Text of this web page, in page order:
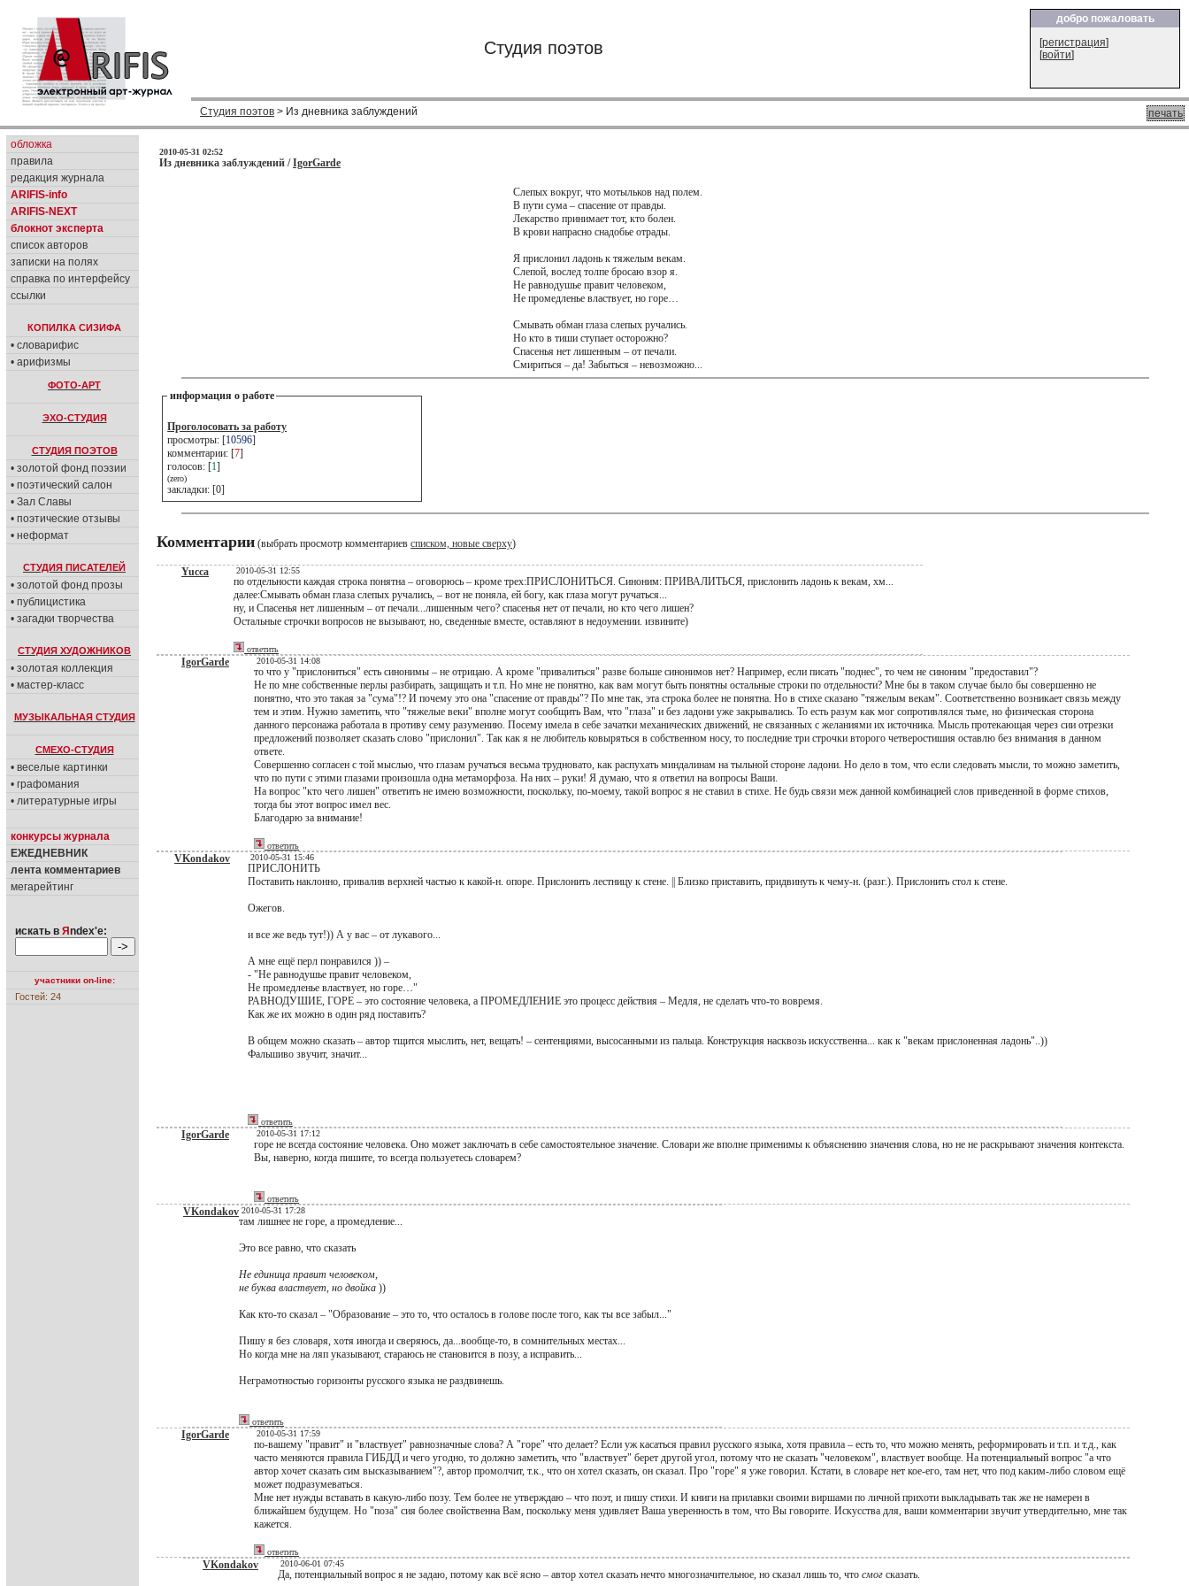
Студия поэтов
добро пожаловать
[регистрация]
[войти]
печать
Студия поэтов > Из дневника заблуждений
обложка
правила
редакция журнала
ARIFIS-info
ARIFIS-NEXT
блокнот эксперта
список авторов
записки на полях
справка по интерфейсу
ссылки
КОПИЛКА СИЗИФА
• словарифис
• арифизмы
ФОТО-АРТ
ЭХО-СТУДИЯ
СТУДИЯ ПОЭТОВ
• золотой фонд поэзии
• поэтический салон
• Зал Славы
• поэтические отзывы
• неформат
СТУДИЯ ПИСАТЕЛЕЙ
• золотой фонд прозы
• публицистика
• загадки творчества
СТУДИЯ ХУДОЖНИКОВ
• золотая коллекция
• мастер-класс
МУЗЫКАЛЬНАЯ СТУДИЯ
СМЕХО-СТУДИЯ
• веселые картинки
• графомания
• литературные игры
конкурсы журнала
ЕЖЕДНЕВНИК
лента комментариев
мегарейтинг
искать в Я ndex'е:
участники on-line:
Гостей: 24
2010-05-31 02:52
Из дневника заблуждений /IgorGarde
Слепых вокруг, что мотыльков над полем.
В пути сума – спасение от правды.
Лекарство принимает тот, кто болен.
В крови напрасно снадобье отрады.
Я прислонил ладонь к тяжелым векам.
Слепой, вослед толпе бросаю взор я.
Не равнодушье правит человеком,
Не промедленье властвует, но горе…
Смывать обман глаза слепых ручались.
Но кто в тиши ступает осторожно?
Спасенья нет лишенным – от печали.
Смириться – да! Забыться – невозможно...
информация о работе
Проголосовать за работу
просмотры: [10596]
комментарии: [7]
голосов: [1]
(zero)
закладки: [0]
Комментарии (выбрать просмотр комментариев списком, новые сверху)
Yucca 2010-05-31 12:55
по отдельности каждая строка понятна – оговорюсь – кроме трех:ПРИСЛОНИТЬСЯ. Синоним: ПРИВАЛИТЬСЯ, прислонить ладонь к векам, хм...
далее:Смывать обман глаза слепых ручались, – вот не поняла, ей богу, как глаза могут ручаться...
ну, и Спасенья нет лишенным – от печали...лишенным чего? спасенья нет от печали, но кто чего лишен?
Остальные строчки вопросов не вызывают, но, сведенные вместе, оставляют в недоумении. извините)
ответить
IgorGarde 2010-05-31 14:08
то что у "прислониться" есть синонимы – не отрицаю. А кроме "привалиться" разве больше синонимов нет? Например, если писать "поднес", то чем не синоним "предоставил"?
Не по мне собственные перлы разбирать, защищать и т.п. Но мне не понятно, как вам могут быть понятны остальные строки по отдельности? Мне бы в таком случае было бы совершенно не
понятно, что это такая за "сума"!? И почему это она "спасение от правды"? По мне так, эта строка более не понятна. Но в стихе сказано "тяжелым векам". Соответственно возникает связь между
тем и этим. Нужно заметить, что "тяжелые веки" вполне могут сообщить Вам, что "глаза" и без ладони уже закрывались. То есть разум как мог сопротивлялся тьме, но физическая сторона
данного персонажа работала в противу сему разумению. Посему имела в себе зачатки механических движений, не связанных с желаниями их источника. Мысль протекающая через сии отрезки
предложений позволяет сказать слово "прислонил". Так как я не любитель ковыряться в собственном носу, то последние три строчки второго четверостишия оставлю без внимания в данном
ответе.
Совершенно согласен с той мыслью, что глазам ручаться весьма трудновато, как распухать миндалинам на тыльной стороне ладони. Но дело в том, что если следовать мысли, то можно заметить,
что по пути с этими глазами произошла одна метаморфоза. На них – руки! Я думаю, что я ответил на вопросы Ваши.
На вопрос "кто чего лишен" ответить не имею возможности, поскольку, по-моему, такой вопрос я не ставил в стихе. Не будь связи меж данной комбинацией слов приведенной в форме стихов,
тогда бы этот вопрос имел вес.
Благодарю за внимание!
ответить
VKondakov 2010-05-31 15:46
ПРИСЛОНИТЬ
Поставить наклонно, привалив верхней частью к какой-н. опоре. Прислонить лестницу к стене. || Близко приставить, придвинуть к чему-н. (разг.). Прислонить стол к стене.
Ожегов.
и все же ведь тут!)) А у вас – от лукавого...
А мне ещё перл понравился )) –
- "Не равнодушье правит человеком,
Не промедленье властвует, но горе…"
РАВНОДУШИЕ, ГОРЕ – это состояние человека, а ПРОМЕДЛЕНИЕ это процесс действия – Медля, не сделать что-то вовремя.
Как же их можно в один ряд поставить?
В общем можно сказать – автор тщится мыслить, нет, вещать! – сентенциями, высосанными из пальца. Конструкция насквозь искусственна... как к "векам прислоненная ладонь"..))
Фальшиво звучит, значит...
ответить
IgorGarde 2010-05-31 17:12
горе не всегда состояние человека. Оно может заключать в себе самостоятельное значение. Словари же вполне применимы к объяснению значения слова, но не не раскрывают значения контекста.
Вы, наверно, когда пишите, то всегда пользуетесь словарем?
ответить
VKondakov 2010-05-31 17:28
там лишнее не горе, а промедление...
Это все равно, что сказать
Не единица правит человеком,
не буква властвует, но двойка ))
Как кто-то сказал – "Образование – это то, что осталось в голове после того, как ты все забыл..."
Пишу я без словаря, хотя иногда и сверяюсь, да...вообще-то, в сомнительных местах...
Но когда мне на ляп указывают, стараюсь не становится в позу, а исправить...
Неграмотностью горизонты русского языка не раздвинешь.
ответить
IgorGarde 2010-05-31 17:59
по-вашему "правит" и "властвует" равнозначные слова? А "горе" что делает? Если уж касаться правил русского языка, хотя правила – есть то, что можно менять, реформировать и т.п. и т.д., как
часто меняются правила ГИБДД и чего угодно, то должно заметить, что "властвует" берет другой угол, потому что не сказать "человеком", властвует вообще. На потенциальный вопрос "а что
автор хочет сказать сим высказыванием"?, автор промолчит, т.к., что он хотел сказать, он сказал. Про "горе" я уже говорил. Кстати, в словаре нет кое-его, там нет, что под каким-либо словом ещё
может подразумеваться.
Мне нет нужды вставать в какую-либо позу. Тем более не утверждаю – что поэт, и пишу стихи. И книги на прилавки своими виршами по личной прихоти выкладывать так же не намерен в
ближайшем будущем. Но "поза" сия более свойственна Вам, поскольку меня удивляет Ваша уверенность в том, что Вы говорите. Искусства для, ваши комментарии звучит утвердительно, мне так
кажется.
ответить
VKondakov 2010-06-01 07:45
Да, потенциальный вопрос я не задаю, потому как всё ясно – автор хотел сказать нечто многозначительное, но сказал лишь то, что смог сказать.